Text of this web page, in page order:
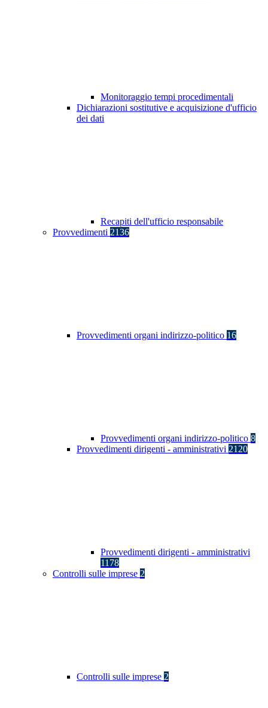
Monitoraggio tempi procedimentali
Dichiarazioni sostitutive e acquisizione d'ufficio
dei dati
Recapiti dell'ufficio responsabile
Provvedimenti 2136
Provvedimenti organi indirizzo-politico 16
Provvedimenti organi indirizzo-politico 8
Provvedimenti dirigenti - amministrativi 2120
Provvedimenti dirigenti - amministrativi
1178
Controlli sulle imprese 2
Controlli sulle imprese 2